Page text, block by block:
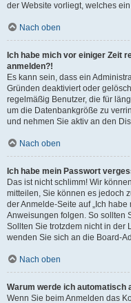
der Website vorliegt, welches
Nach oben
Ich habe mich vor einiger Zeit
anmelden?!
Es kann sein, dass ein
Gründen deaktiviert oder
regelmäßig Benutzer, die für
um die Datenbankgröße zu
und nehmen Sie aktiv an den
Nach oben
Ich habe mein Passwort
Das ist nicht schlimm! Wir
mitteilen, Sie können es jedoch
der Anmelde-Seite auf „Ich
Anweisungen folgen. So sollten
Sollten Sie trotzdem nicht in der
wenden Sie sich an die Board-
Nach oben
Warum werde ich automatisch
Wenn Sie beim Anmelden das